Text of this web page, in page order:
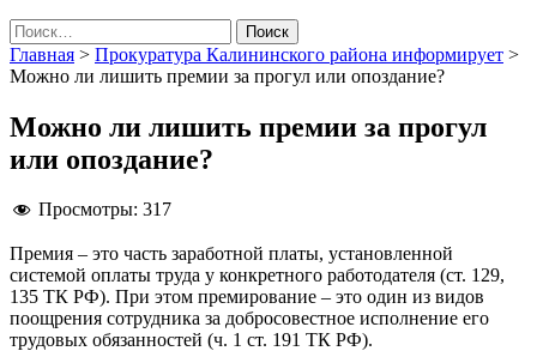
Найти:
Главная > Прокуратура Калининского района информирует >
Можно ли лишить премии за прогул или опоздание?
Можно ли лишить премии за прогул
или опоздание?
Просмотры: 317
Премия – это часть заработной платы, установленной
системой оплаты труда у конкретного работодателя (ст. 129,
135 ТК РФ). При этом премирование – это один из видов
поощрения сотрудника за добросовестное исполнение его
трудовых обязанностей (ч. 1 ст. 191 ТК РФ).